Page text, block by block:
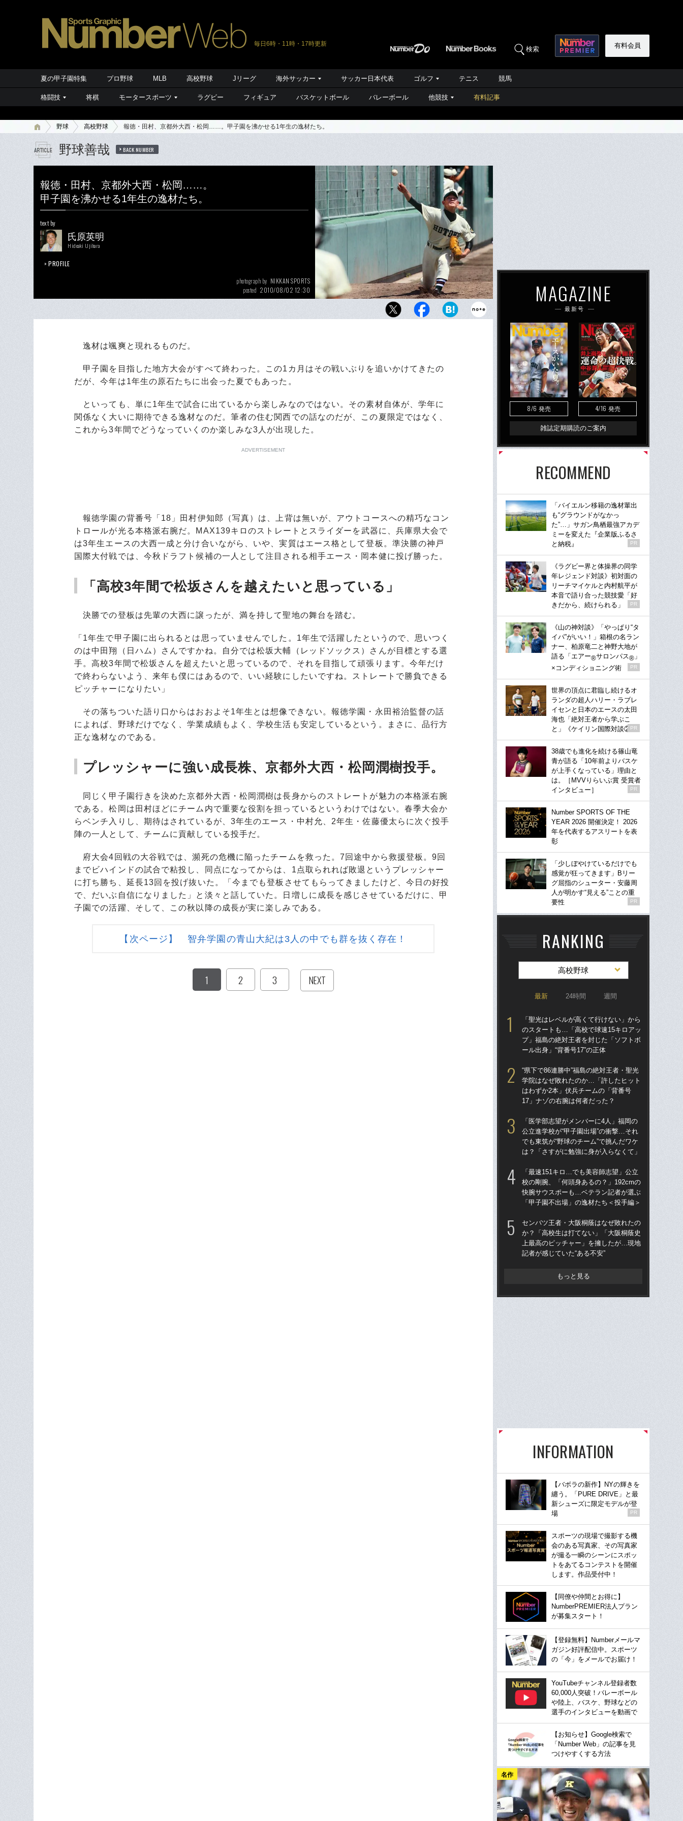
毎日6時・11時・17時更新
検索 有料会員
夏の甲子園特集 プロ野球 MLB 高校野球 Jリーグ 海外サッカー サッカー日本代表 ゴルフ テニス 競馬
格闘技 将棋 モータースポーツ ラグビー フィギュア バスケットボール バレーボール 他競技 有料記事
野球 高校野球 報徳・田村、京都外大西・松岡……。甲子園を沸かせる1年生の逸材たち。
野球善哉 BACK NUMBER
報徳・田村、京都外大西・松岡……。
甲子園を沸かせる1年生の逸材たち。
text by
氏原英明
Hideaki Ujihara
PROFILE
photograph by NIKKAN SPORTS
posted 2010/08/02 12:30
逸材は颯爽と現れるものだ。
甲子園を目指した地方大会がすべて終わった。この1カ月はその戦いぶりを追いかけてきたの
だが、今年は1年生の原石たちに出会った夏でもあった。
といっても、単に1年生で試合に出ているから楽しみなのではない。その素材自体が、学年に
関係なく大いに期待できる逸材なのだ。筆者の住む関西での話なのだが、この夏限定ではなく、
これから3年間でどうなっていくのか楽しみな3人が出現した。
ADVERTISEMENT
報徳学園の背番号「18」田村伊知郎（写真）は、上背は無いが、アウトコースへの精巧なコン
トロールが光る本格派右腕だ。MAX139キロのストレートとスライダーを武器に、兵庫県大会で
は3年生エースの大西一成と分け合いながら、いや、実質はエース格として登板。準決勝の神戸
国際大付戦では、今秋ドラフト候補の一人として注目される相手エース・岡本健に投げ勝った。
「高校3年間で松坂さんを越えたいと思っている」
決勝での登板は先輩の大西に譲ったが、満を持して聖地の舞台を踏む。
「1年生で甲子園に出られるとは思っていませんでした。1年生で活躍したというので、思いつく
のは中田翔（日ハム）さんですかね。自分では松坂大輔（レッドソックス）さんが目標とする選
手。高校3年間で松坂さんを超えたいと思っているので、それを目指して頑張ります。今年だけ
で終わらないよう、来年も僕にはあるので、いい経験にしたいですね。ストレートで勝負できる
ピッチャーになりたい」
その落ちついた語り口からはおおよそ1年生とは想像できない。報徳学園・永田裕治監督の話
によれば、野球だけでなく、学業成績もよく、学校生活も安定しているという。まさに、品行方
正な逸材なのである。
プレッシャーに強い成長株、京都外大西・松岡潤樹投手。
同じく甲子園行きを決めた京都外大西・松岡潤樹は長身からのストレートが魅力の本格派右腕
である。松岡は田村ほどにチーム内で重要な役割を担っているというわけではない。春季大会か
らベンチ入りし、期待はされているが、3年生のエース・中村允、2年生・佐藤優太らに次ぐ投手
陣の一人として、チームに貢献している投手だ。
府大会4回戦の大谷戦では、瀕死の危機に陥ったチームを救った。7回途中から救援登板。9回
までビハインドの試合で粘投し、同点になってからは、1点取られれば敗退というプレッシャー
に打ち勝ち、延長13回を投げ抜いた。「今までも登板させてもらってきましたけど、今日の好投
で、だいぶ自信になりました」と淡々と話していた。日増しに成長を感じさせているだけに、甲
子園での活躍、そして、この秋以降の成長が実に楽しみである。
【次ページ】 智弁学園の青山大紀は3人の中でも群を抜く存在！
1 2 3 NEXT
MAGAZINE
最新号
8/6 発売 4/16 発売
雑誌定期購読のご案内
RECOMMEND
「バイエルン移籍の逸材輩出
も“グラウンドがなかっ
た”…」サガン鳥栖最強アカデ
ミーを変えた『企業版ふるさ
と納税』
PR
《ラグビー界と体操界の同学
年レジェンド対談》初対面の
リーチマイケルと内村航平が
本音で語り合った競技愛「好
きだから、続けられる」
PR
《山の神対談》「やっぱり“タ
イパ”がいい！」箱根の名ラン
ナー、柏原竜二と神野大地が
語る「エアー®サロンパス® 」
×コンディショニング術
PR
世界の頂点に君臨し続けるオ
ランダの超人ハリー・ラブレ
イセンと日本のエースの太田
海也「絶対王者から学ぶこ
と」《ケイリン国際対談②》
PR
38歳でも進化を続ける篠山竜
青が語る「10年前よりバスケ
が上手くなっている」理由と
は。［MVVりらいぶ賞 受賞者
インタビュー］
PR
Number SPORTS OF THE
YEAR 2026 開催決定！ 2026
年を代表するアスリートを表
彰
「少しぼやけているだけでも
感覚が狂ってきます」Bリー
グ屈指のシューター・安藤周
人が明かす“見える”ことの重
要性
PR
RANKING
高校野球
最新 24時間 週間
「聖光はレベルが高くて行けない」から
のスタートも…「高校で球速15キロアッ
プ」福島の絶対王者を封じた「ソフトボ
ール出身」“背番号17”の正体
“県下で86連勝中”福島の絶対王者・聖光
学院はなぜ敗れたのか…「許したヒット
はわずか2本」伏兵チームの「背番号
17」ナゾの右腕は何者だった？
「医学部志望がメンバーに4人」福岡の
公立進学校が“甲子園出場”の衝撃…それ
でも東筑が“野球のチーム”で挑んだワケ
は？「さすがに勉強に身が入らなくて」
「最速151キロ…でも美容師志望」公立
校の剛腕、「何頭身あるの？」192cmの
快腕サウスポーも…ベテラン記者が選ぶ
「甲子園不出場」の逸材たち＜投手編＞
センバツ王者・大阪桐蔭はなぜ敗れたの
か？「高校生は打てない」「大阪桐蔭史
上最高のピッチャー」を擁したが…現地
記者が感じていた“ある不安”
もっと見る
INFORMATION
【バボラの新作】NYの輝きを
纏う。「PURE DRIVE」と最
新シューズに限定モデルが登
場
PR
スポーツの現場で撮影する機
会のある写真家、その写真家
が撮る一瞬のシーンにスポッ
トをあてるコンテストを開催
します。作品受付中！
【同僚や仲間とお得に】
NumberPREMIER法人プラン
が募集スタート！
【登録無料】Numberメールマ
ガジン好評配信中。スポーツ
の「今」をメールでお届け！
YouTubeチャンネル登録者数
60,000人突破！バレーボール
や陸上、バスケ、野球などの
選手のインタビューを動画で
【お知らせ】Google検索で
「Number Web」の記事を見
つけやすくする方法
名作